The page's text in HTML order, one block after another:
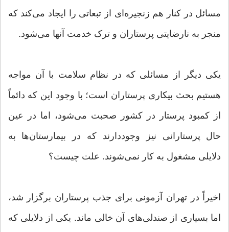
مسائل در کنار هم زنجیره‌ای از تبعاتی را ایجاد می‌کند که
منجر به نارضایتی پرستاران و ترک خدمت آنها می‌شود.
یکی دیگر از مسائلی که در نظام سلامت با آن مواجه
هستیم بحث بیکاری پرستاران است؛ با وجود این که دائماً
از کمبود پرستار در کشور صحبت می‌شود، اما در عین
حال پرستارانی نیز وجوددارند که در بیمارستان‌ها به
دلایلی مشغول به کار نمی‌شوند. علت چیست؟
اخیراً در تهران آزمونی برای جذب پرستاران برگزار شد،
اما بسیاری از صندلی‌های آن خالی ماند. یکی از دلایلی که